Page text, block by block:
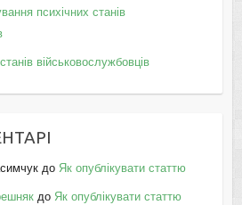
психічних станів
військовослужбовців
до Як опублікувати статтю
до Як опублікувати статтю